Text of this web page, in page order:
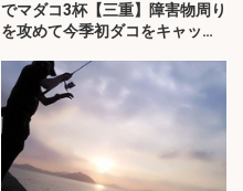
でマダコ3杯【三重】障害物周り
を攻めて今季初ダコをキャッ